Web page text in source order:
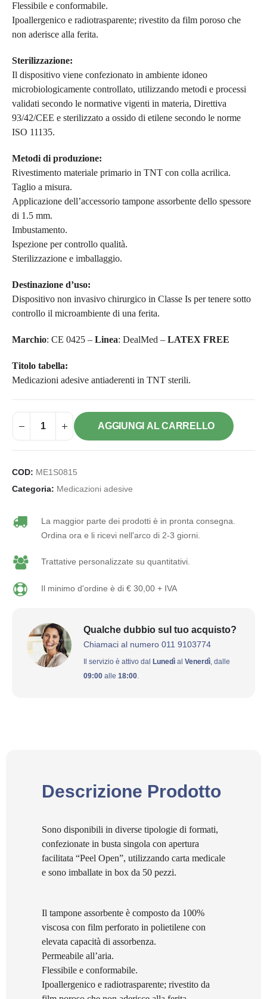
Flessibile e conformabile.
Ipoallergenico e radiotrasparente; rivestito da film poroso che
non aderisce alla ferita.
Sterilizzazione:
Il dispositivo viene confezionato in ambiente idoneo
microbiologicamente controllato, utilizzando metodi e processi
validati secondo le normative vigenti in materia, Direttiva
93/42/CEE e sterilizzato a ossido di etilene secondo le norme
ISO 11135.
Metodi di produzione:
Rivestimento materiale primario in TNT con colla acrilica.
Taglio a misura.
Applicazione dell’accessorio tampone assorbente dello spessore
di 1.5 mm.
Imbustamento.
Ispezione per controllo qualità.
Sterilizzazione e imballaggio.
Destinazione d’uso:
Dispositivo non invasivo chirurgico in Classe Is per tenere sotto
controllo il microambiente di una ferita.
Marchio: CE 0425 – Linea: DealMed – LATEX FREE
Titolo tabella:
Medicazioni adesive antiaderenti in TNT sterili.
AGGIUNGI AL CARRELLO
COD: ME1S0815
Categoria: Medicazioni adesive
La maggior parte dei prodotti è in pronta consegna.
Ordina ora e li ricevi nell'arco di 2-3 giorni.
Trattative personalizzate su quantitativi.
Il minimo d'ordine è di € 30,00 + IVA
Qualche dubbio sul tuo acquisto?
Chiamaci al numero 011 9103774
Il servizio è attivo dal Lunedì al Venerdì, dalle
09:00 alle 18:00.
Descrizione Prodotto
Sono disponibili in diverse tipologie di formati,
confezionate in busta singola con apertura
facilitata “Peel Open”, utilizzando carta medicale
e sono imballate in box da 50 pezzi.
Il tampone assorbente è composto da 100%
viscosa con film perforato in polietilene con
elevata capacità di assorbenza.
Permeabile all’aria.
Flessibile e conformabile.
Ipoallergenico e radiotrasparente; rivestito da